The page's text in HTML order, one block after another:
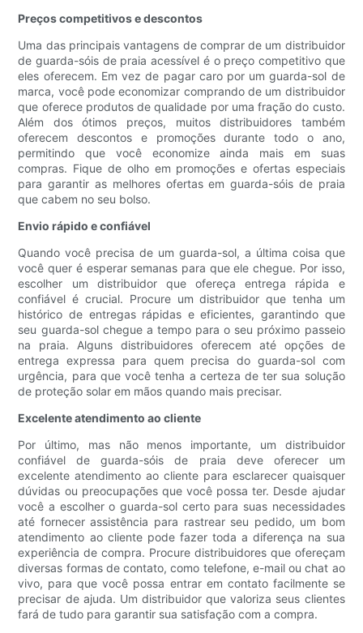
Preços competitivos e descontos
Uma das principais vantagens de comprar de um distribuidor
de guarda-sóis de praia acessível é o preço competitivo que
eles oferecem. Em vez de pagar caro por um guarda-sol de
marca, você pode economizar comprando de um distribuidor
que oferece produtos de qualidade por uma fração do custo.
Além dos ótimos preços, muitos distribuidores também
oferecem descontos e promoções durante todo o ano,
permitindo que você economize ainda mais em suas
compras. Fique de olho em promoções e ofertas especiais
para garantir as melhores ofertas em guarda-sóis de praia
que cabem no seu bolso.
Envio rápido e confiável
Quando você precisa de um guarda-sol, a última coisa que
você quer é esperar semanas para que ele chegue. Por isso,
escolher um distribuidor que ofereça entrega rápida e
confiável é crucial. Procure um distribuidor que tenha um
histórico de entregas rápidas e eficientes, garantindo que
seu guarda-sol chegue a tempo para o seu próximo passeio
na praia. Alguns distribuidores oferecem até opções de
entrega expressa para quem precisa do guarda-sol com
urgência, para que você tenha a certeza de ter sua solução
de proteção solar em mãos quando mais precisar.
Excelente atendimento ao cliente
Por último, mas não menos importante, um distribuidor
confiável de guarda-sóis de praia deve oferecer um
excelente atendimento ao cliente para esclarecer quaisquer
dúvidas ou preocupações que você possa ter. Desde ajudar
você a escolher o guarda-sol certo para suas necessidades
até fornecer assistência para rastrear seu pedido, um bom
atendimento ao cliente pode fazer toda a diferença na sua
experiência de compra. Procure distribuidores que ofereçam
diversas formas de contato, como telefone, e-mail ou chat ao
vivo, para que você possa entrar em contato facilmente se
precisar de ajuda. Um distribuidor que valoriza seus clientes
fará de tudo para garantir sua satisfação com a compra.